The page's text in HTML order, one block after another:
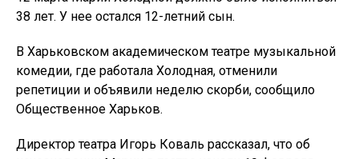
38 лет. У нее остался 12-летний сын.
В Харьковском академическом театре музыкальной
комедии, где работала Холодная, отменили
репетиции и объявили неделю скорби, сообщило
Общественное Харьков.
Директор театра Игорь Коваль рассказал, что об